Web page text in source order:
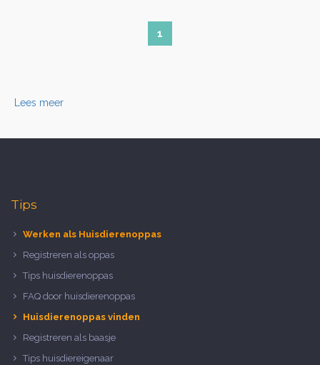
1
Lees meer
Tips
Werken als Huisdierenoppas
Registreren als oppas
Tips huisdierenoppas
FAQ door huisdierenoppas
Huisdierenoppas vinden
Registreren als baasje
Tips huisdiereigenaar